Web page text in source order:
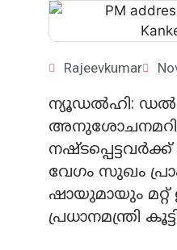
Rajeevkumar
ന്യൂഡല്‍ഹി:
വേഗം സുഖം
ഷായുമായും
പ്രധാനമന്ത്രി